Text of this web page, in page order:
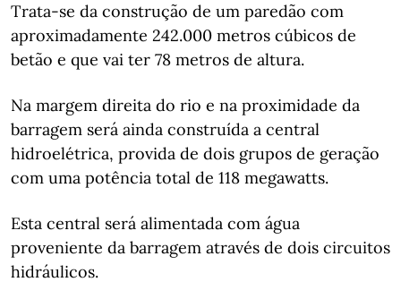
Trata-se da construção de um paredão com
aproximadamente 242.000 metros cúbicos de
betão e que vai ter 78 metros de altura.
Na margem direita do rio e na proximidade da
barragem será ainda construída a central
hidroelétrica, provida de dois grupos de geração
com uma potência total de 118 megawatts.
Esta central será alimentada com água
proveniente da barragem através de dois circuitos
hidráulicos.